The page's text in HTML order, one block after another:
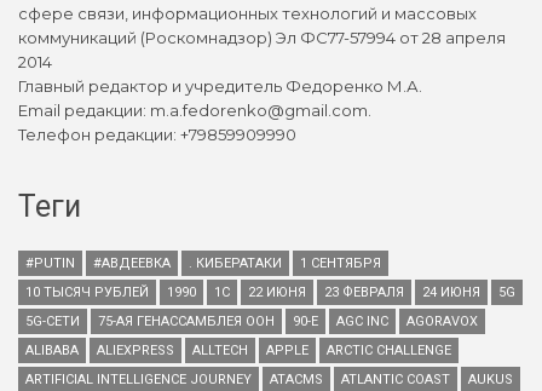
сфере связи, информационных технологий и массовых
коммуникаций (Роскомнадзор) Эл ФС77-57994 от 28 апреля
2014
Главный редактор и учредитель Федоренко М.А.
Email редакции: m.a.fedorenko@gmail.com.
Телефон редакции: +79859909990
Теги
#PUTIN #АВДЕЕВКА . КИБЕРАТАКИ
1 СЕНТЯБРЯ
10 ТЫСЯЧ РУБЛЕЙ
1990 1С 22 ИЮНЯ 23 ФЕВРАЛЯ 24 ИЮНЯ
5G
5G-СЕТИ
75-АЯ ГЕНАССАМБЛЕЯ ООН 90-Е AGC INC
AGORAVOX
ALIBABA
ALIEXPRESS ALLTECH APPLE
ARCTIC CHALLENGE
ARTIFICIAL INTELLIGENCE JOURNEY
ATACMS ATLANTIC COAST
AUKUS